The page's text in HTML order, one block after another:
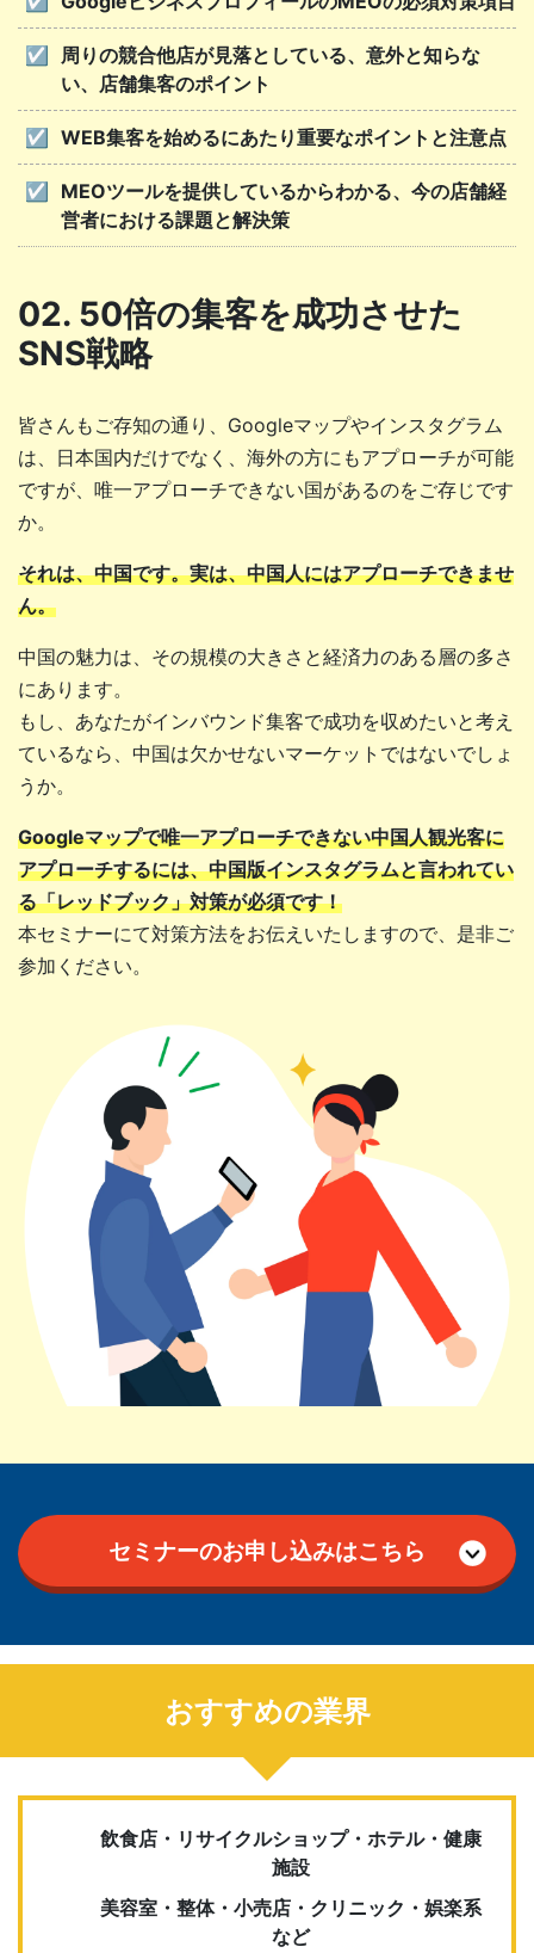
周りの競合他店が見落としている、意外と知らな
い、店舗集客のポイント
WEB集客を始めるにあたり重要なポイントと注意点
MEOツールを提供しているからわかる、今の店舗経
営者における課題と解決策
02. 50倍の集客を成功させた
SNS戦略
皆さんもご存知の通り、Googleマップやインスタグラム
は、日本国内だけでなく、海外の方にもアプローチが可能
ですが、唯一アプローチできない国があるのをご存じです
か。
それは、中国です。実は、中国人にはアプローチできませ
ん。
中国の魅力は、その規模の大きさと経済力のある層の多さ
にあります。
もし、あなたがインバウンド集客で成功を収めたいと考え
ているなら、中国は欠かせないマーケットではないでしょ
うか。
Googleマップで唯一アプローチできない中国人観光客に
アプローチするには、中国版インスタグラムと言われてい
る「レッドブック」対策が必須です！
本セミナーにて対策方法をお伝えいたしますので、是非ご
参加ください。
セミナーのお申し込みはこちら
おすすめの業界
飲食店・リサイクルショップ・ホテル・健康
施設
美容室・整体・小売店・クリニック・娯楽系
など